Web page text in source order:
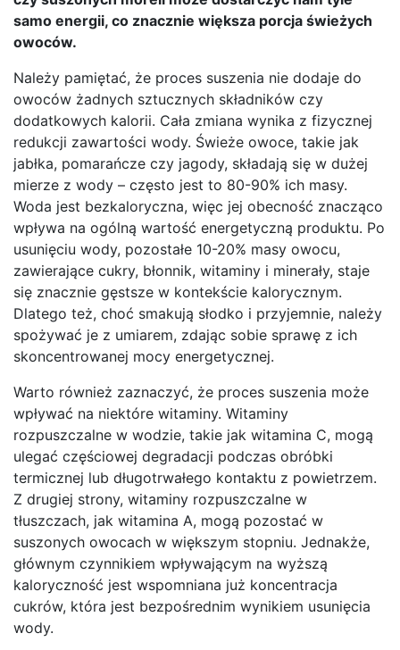
samo energii, co znacznie większa porcja świeżych
owoców.
Należy pamiętać, że proces suszenia nie dodaje do
owoców żadnych sztucznych składników czy
dodatkowych kalorii. Cała zmiana wynika z fizycznej
redukcji zawartości wody. Świeże owoce, takie jak
jabłka, pomarańcze czy jagody, składają się w dużej
mierze z wody – często jest to 80-90% ich masy.
Woda jest bezkaloryczna, więc jej obecność znacząco
wpływa na ogólną wartość energetyczną produktu. Po
usunięciu wody, pozostałe 10-20% masy owocu,
zawierające cukry, błonnik, witaminy i minerały, staje
się znacznie gęstsze w kontekście kalorycznym.
Dlatego też, choć smakują słodko i przyjemnie, należy
spożywać je z umiarem, zdając sobie sprawę z ich
skoncentrowanej mocy energetycznej.
Warto również zaznaczyć, że proces suszenia może
wpływać na niektóre witaminy. Witaminy
rozpuszczalne w wodzie, takie jak witamina C, mogą
ulegać częściowej degradacji podczas obróbki
termicznej lub długotrwałego kontaktu z powietrzem.
Z drugiej strony, witaminy rozpuszczalne w
tłuszczach, jak witamina A, mogą pozostać w
suszonych owocach w większym stopniu. Jednakże,
głównym czynnikiem wpływającym na wyższą
kaloryczność jest wspomniana już koncentracja
cukrów, która jest bezpośrednim wynikiem usunięcia
wody.